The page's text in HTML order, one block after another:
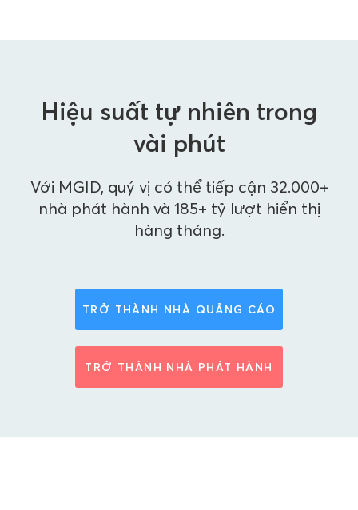
Hiệu suất tự nhiên trong
vài phút
Với MGID, quý vị có thể tiếp cận 32.000+
nhà phát hành và 185+ tỷ lượt hiển thị
hàng tháng.
TRỞ THÀNH NHÀ QUẢNG CÁO
TRỞ THÀNH NHÀ PHÁT HÀNH